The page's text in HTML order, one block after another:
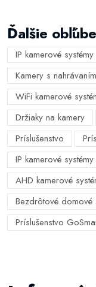
Ďalšie
IP kamerové systémy
Kamery s
WiFi kamerové
Držiaky na kamery
Príslušenstvo
IP kamerové
AHD kamerové
Bezdrôtové domové
Príslušenstvo